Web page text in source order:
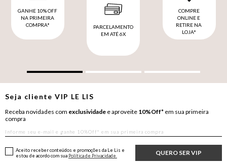
GANHE 10% OFF
NA PRIMEIRA
COMPRA*
PARCELAMENTO
EM ATÉ 6X
COMPRE
ONLINE E
RETIRE NA
LOJA*
Seja clienteVIP LE LIS
Receba novidades com exclusividade e aproveite 10%Off* em sua primeira
compra
QUERO SER VIP
Aceito receber conteúdos e promoções da Le Lis e
estou de acordo com sua Política de Privacidade.